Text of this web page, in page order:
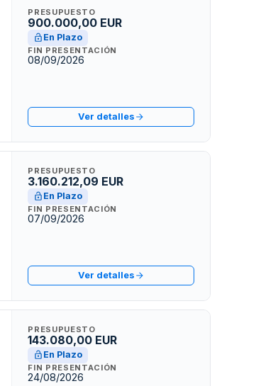
PRESUPUESTO
900.000,00 EUR
En Plazo
FIN PRESENTACIÓN
08/09/2026
Ver detalles
PRESUPUESTO
3.160.212,09 EUR
En Plazo
FIN PRESENTACIÓN
07/09/2026
Ver detalles
PRESUPUESTO
143.080,00 EUR
En Plazo
FIN PRESENTACIÓN
24/08/2026